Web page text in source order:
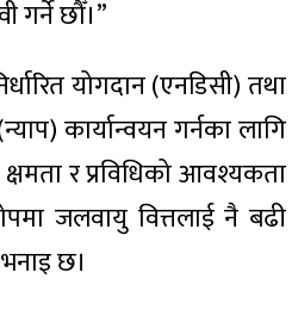
गर्ने छौँ।”
योगदान (एनडिसी) तथा
कार्यान्वयन गर्नका लागि
क्षमता र प्रविधिको आवश्यकता
जलवायु वित्तलाई नै बढी
छ।